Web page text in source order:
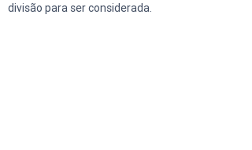
divisão para ser considerada.